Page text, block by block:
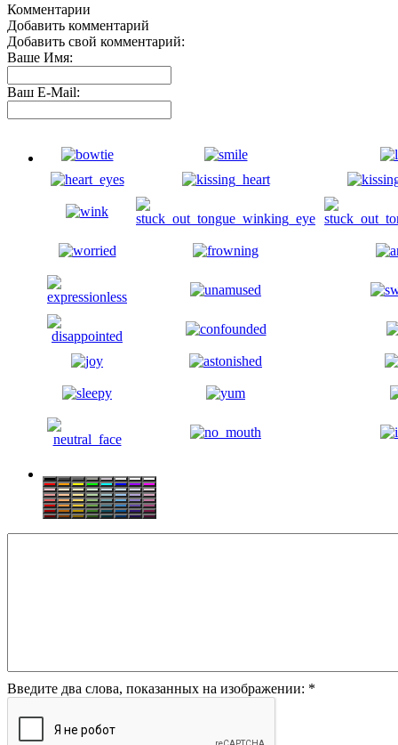
Комментарии
Добавить комментарий
Добавить свой комментарий:
Ваше Имя:
Ваш E-Mail:
Введите два слова, показанных на изображении: *